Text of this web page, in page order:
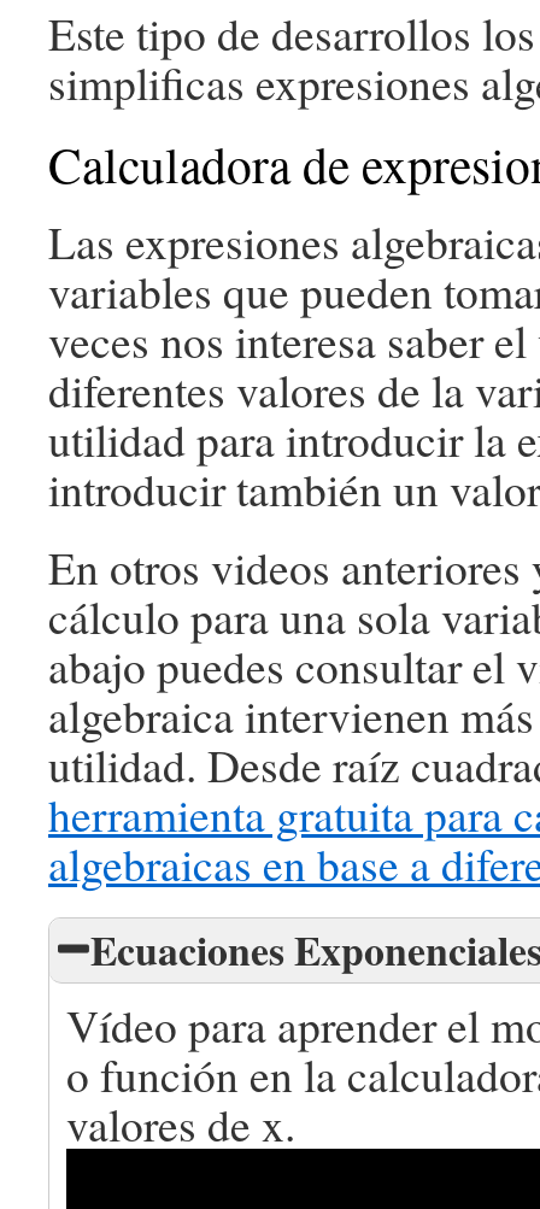
Este tipo de desarrollos
simplificas expresiones
Calculadora de
Las expresiones
variables que pueden
veces nos interesa saber
diferentes valores de la
utilidad para introducir la
introducir también un
En otros videos anteriores
cálculo para una sola
abajo puedes consultar el
algebraica intervienen
utilidad. Desde raíz
herramienta gratuita para
algebraicas en base a
Ecuaciones
Vídeo para aprender el
o función en la
valores de x.